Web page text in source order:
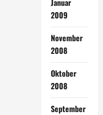
Januar
2009
November
2008
Oktober
2008
September